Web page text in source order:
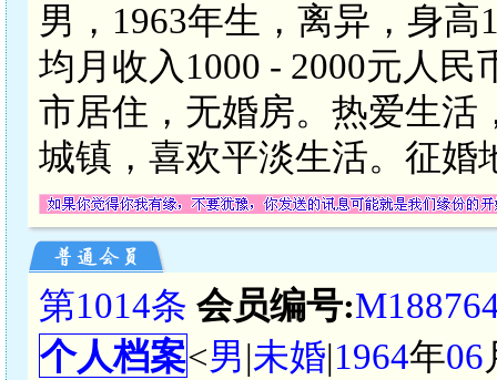
男，1963年生，离异，身
均月收入1000 - 2000元人
市居住，无婚房。热爱生活
城镇，喜欢平淡生活。征婚
第1014条 会员编号:
个人档案<男|未婚|1964年06